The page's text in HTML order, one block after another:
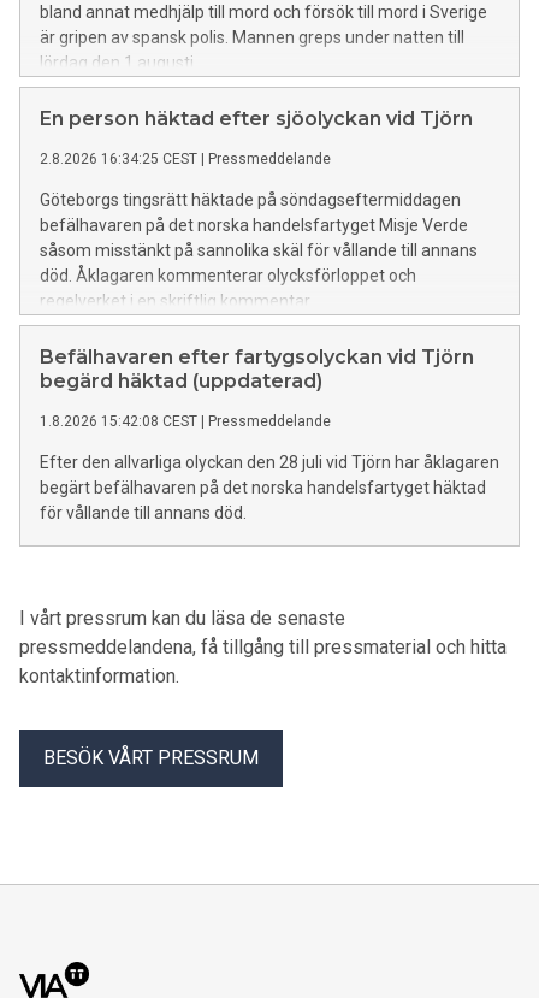
bland annat medhjälp till mord och försök till mord i Sverige
är gripen av spansk polis. Mannen greps under natten till
lördag den 1 augusti.
En person häktad efter sjöolyckan vid Tjörn
2.8.2026 16:34:25 CEST | Pressmeddelande
Göteborgs tingsrätt häktade på söndagseftermiddagen
befälhavaren på det norska handelsfartyget Misje Verde
såsom misstänkt på sannolika skäl för vållande till annans
död. Åklagaren kommenterar olycksförloppet och
regelverket i en skriftlig kommentar.
Befälhavaren efter fartygsolyckan vid Tjörn
begärd häktad (uppdaterad)
1.8.2026 15:42:08 CEST | Pressmeddelande
Efter den allvarliga olyckan den 28 juli vid Tjörn har åklagaren
begärt befälhavaren på det norska handelsfartyget häktad
för vållande till annans död.
I vårt pressrum kan du läsa de senaste
pressmeddelandena, få tillgång till pressmaterial och hitta
kontaktinformation.
BESÖK VÅRT PRESSRUM